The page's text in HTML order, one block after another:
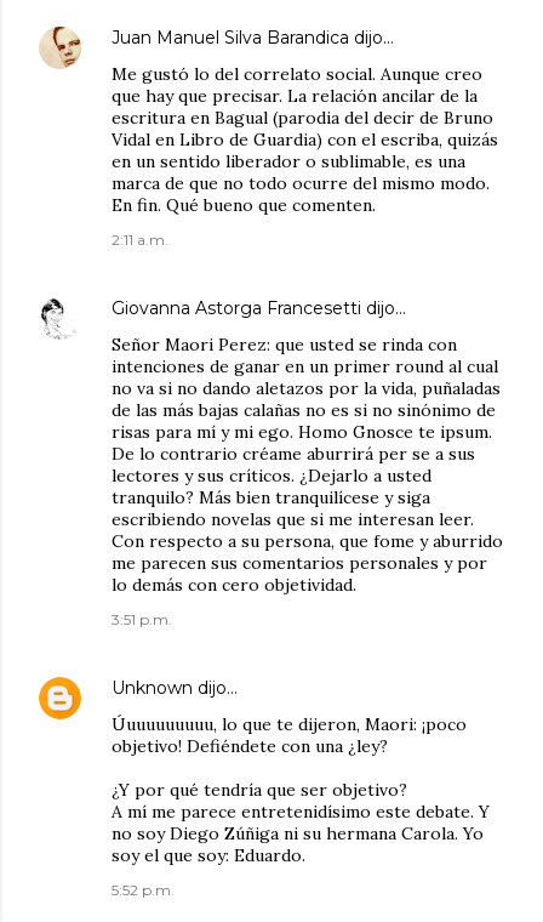
Juan Manuel Silva Barandica dijo…
Me gustó lo del correlato social. Aunque creo
que hay que precisar. La relación ancilar de la
escritura en Bagual (parodia del decir de Bruno
Vidal en Libro de Guardia) con el escriba, quizás
en un sentido liberador o sublimable, es una
marca de que no todo ocurre del mismo modo.
En fin. Qué bueno que comenten.
2:11 a.m.
Giovanna Astorga Francesetti dijo…
Señor Maori Perez: que usted se rinda con
intenciones de ganar en un primer round al cual
no va si no dando aletazos por la vida, puñaladas
de las más bajas calañas no es si no sinónimo de
risas para mí y mi ego. Homo Gnosce te ipsum.
De lo contrario créame aburrirá per se a sus
lectores y sus críticos. ¿Dejarlo a usted
tranquilo? Más bien tranquilícese y siga
escribiendo novelas que si me interesan leer.
Con respecto a su persona, que fome y aburrido
me parecen sus comentarios personales y por
lo demás con cero objetividad.
3:51 p.m.
Unknown dijo…
Úuuuuuuuuu, lo que te dijeron, Maori: ¡poco
objetivo! Defiéndete con una ¿ley?
¿Y por qué tendría que ser objetivo?
A mí me parece entretenidísimo este debate. Y
no soy Diego Zúñiga ni su hermana Carola. Yo
soy el que soy: Eduardo.
5:52 p.m.